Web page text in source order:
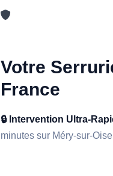
Votre
France
🔒 Intervention Ultra-
minutes sur Méry-sur-